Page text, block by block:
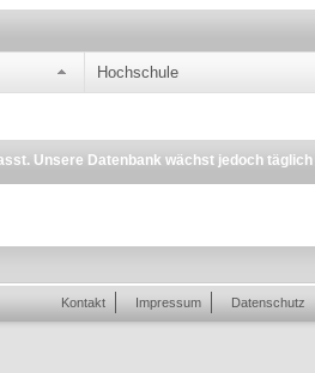
Hochschule
Unsere Datenbank wächst jedoch täglich
Kontakt Impressum Datenschutz